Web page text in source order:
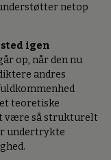
netop
igen
op, når den nu
andres
teoretiske
være så strukturelt
undertrykte